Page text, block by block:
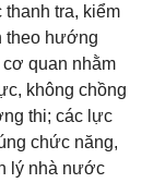
thanh tra, kiểm
theo hướng
quan nhằm
không chồng
thi; các lực
chức năng,
lý nhà nước